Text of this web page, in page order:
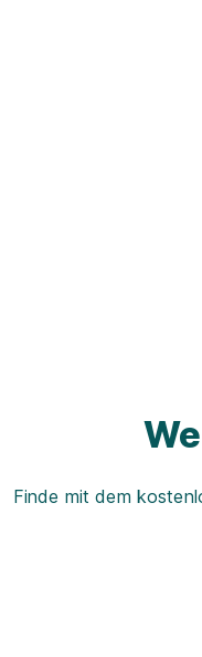
Finde mit dem